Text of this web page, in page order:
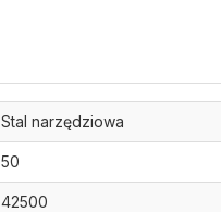
Stal narzędziowa
50
42500